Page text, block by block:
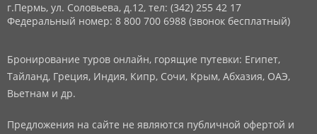
г.Пермь, ул. Соловьева, д.12, тел: (342) 255 42 17
Федеральный номер: 8 800 700 6988 (звонок бесплатный)
Бронирование туров онлайн, горящие путевки: Египет,
Тайланд, Греция, Индия, Кипр, Сочи, Крым, Абхазия, ОАЭ,
Вьетнам и др.
Предложения на сайте не являются публичной офертой и